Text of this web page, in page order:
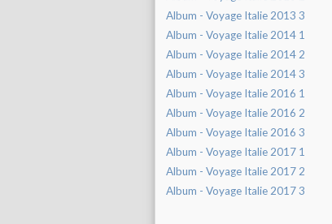
Album - Voyage Italie 2013 3
Album - Voyage Italie 2014 1
Album - Voyage Italie 2014 2
Album - Voyage Italie 2014 3
Album - Voyage Italie 2016 1
Album - Voyage Italie 2016 2
Album - Voyage Italie 2016 3
Album - Voyage Italie 2017 1
Album - Voyage Italie 2017 2
Album - Voyage Italie 2017 3